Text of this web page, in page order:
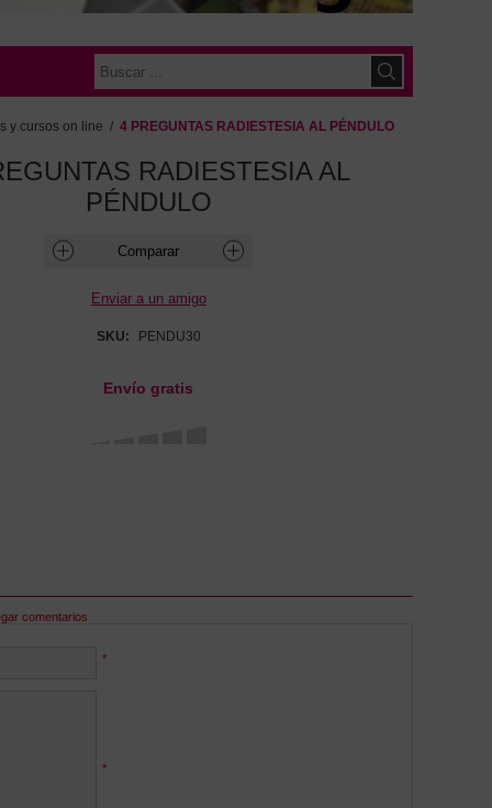
y cursos on line / 4 PREGUNTAS RADIESTESIA AL PÉNDULO
RADIESTESIA AL
PÉNDULO
SKU: PENDU30
Envío gratis
comentarios
*
*